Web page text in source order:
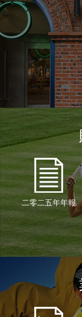
二零二五年年報